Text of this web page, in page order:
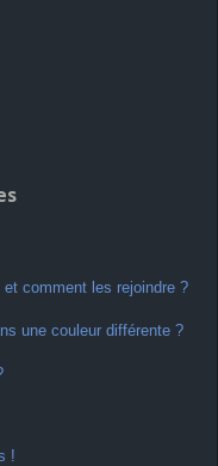
comment les rejoindre ?
une couleur différente ?
!